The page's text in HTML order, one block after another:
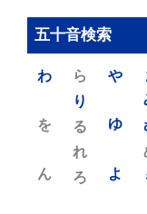
五十音検索
や
ゆ
よ
ら
り
る
れ
ろ
わ
を
ん